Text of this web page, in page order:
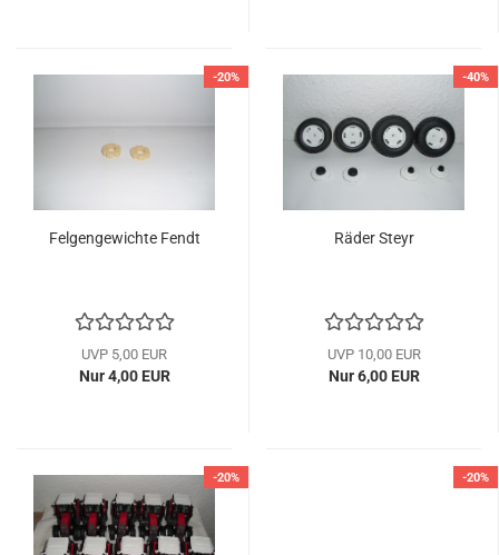
-20%
Felgengewichte Fendt
UVP 5,00 EUR
Nur 4,00 EUR
-40%
Räder Steyr
UVP 10,00 EUR
Nur 6,00 EUR
-20% -20%